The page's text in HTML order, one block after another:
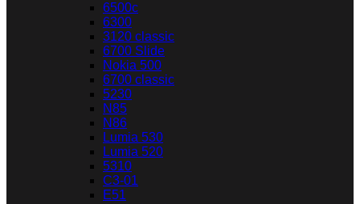
6500c
6300
3120 classic
6700 Slide
Nokia 500
6700 classic
5230
N85
N86
Lumia 530
Lumia 520
5310
C3-01
E51